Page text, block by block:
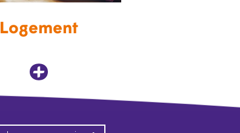
Logement